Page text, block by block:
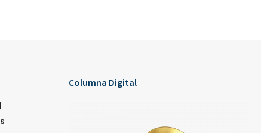
Columna Digital